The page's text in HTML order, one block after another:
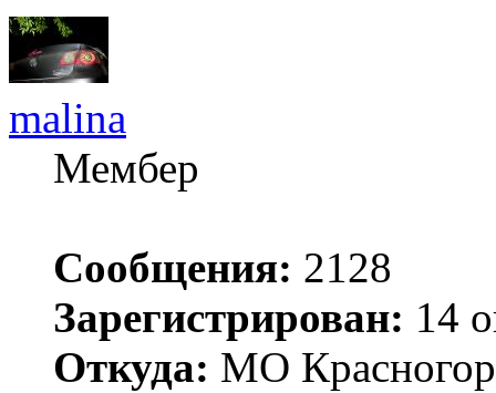
malina
Мембер
Сообщения: 2128
Зарегистрирован: 14
Откуда: МО